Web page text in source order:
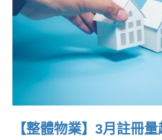
【整體物業】3月註冊